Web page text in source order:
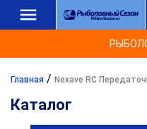
Главная / Nexave RC
Каталог